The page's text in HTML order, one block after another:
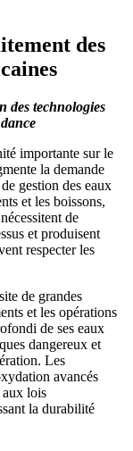
des
des technologies
importante sur le
la demande
gestion des eaux
et les boissons,
de
et produisent
respecter les
de grandes
et les opérations
de ses eaux
dangereux et
Les
avancés
aux lois
la durabilité